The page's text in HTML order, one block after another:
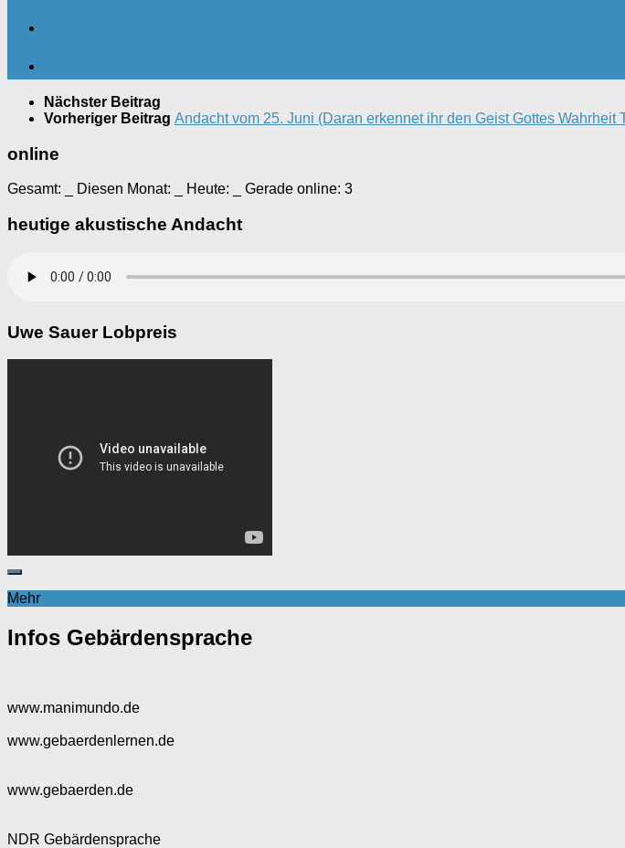
Nächster Beitrag
Vorheriger Beitrag Andacht vom 25. Juni (Daran erkennet ihr den Geist Gottes Wahrheit
online
Gesamt: Diesen Monat: Heute: Gerade online: 3
heutige akustische Andacht
Uwe Sauer Lobpreis
Mehr
Infos Gebärdensprache
www.manimundo.de
www.gebaerdenlernen.de
www.gebaerden.de
NDR Gebärdensprache